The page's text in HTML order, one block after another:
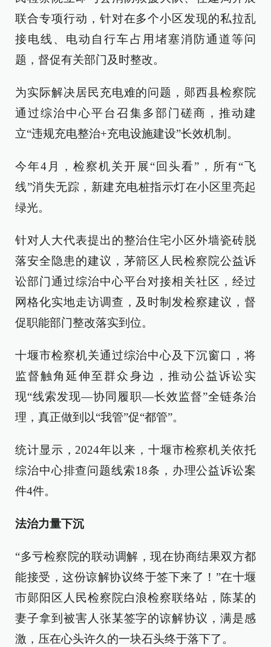
联合专项行动，针对在多个小区发现的私拉乱
接电线、电动自行车占用堵塞消防通道等问
题，督促有关部门及时整改。
为实际解决居民充电难的问题，郧西县检察院
通过综治中心平台召集多部门磋商，推动建
立“违规充电整治+充电设施建设”长效机制。
今年4月，检察机关开展“回头看”，所有“飞
线”消失无踪，新建充电桩指示灯在小区里亮起
绿光。
针对人大代表提出的整治住宅小区外墙瓷砖脱
落安全隐患的建议，茅箭区人民检察院公益诉
讼部门通过综治中心平台对接相关社区，经过
网格化实地走访调查，及时制发检察建议，督
促职能部门整改落实到位。
十堰市检察机关通过综治中心及下沉窗口，将
监督触角延伸至群众身边，推动公益诉讼实
现“线索发现—协同履职—长效监督”全链条治
理，真正做到以“我管”促“都管”。
统计显示，2024年以来，十堰市检察机关依托
综治中心排查问题线索18条，办理公益诉讼案
件4件。
法治力量下沉
“多亏检察院的联动调解，现在协商结果双方都
能接受，这份谅解协议终于签下来了！”在十堰
市郧阳区人民检察院白浪检察联络站，陈某的
妻子拿到被害人张某签字的谅解协议，满是感
激，压在心头许久的一块石头终于落下了。